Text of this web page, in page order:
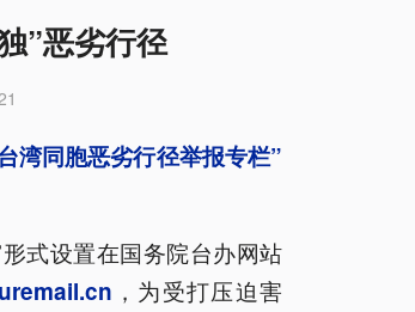
”恶劣行径
湾同胞恶劣行径举报专栏”
式设置在国务院台办网站
，为受打压迫害